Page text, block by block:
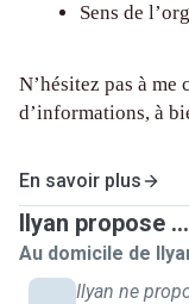
Sens de
N’hésitez pas à
d’informations, à
En savoir plus
Ilyan propose ...
Au domicile de
Ilyan ne